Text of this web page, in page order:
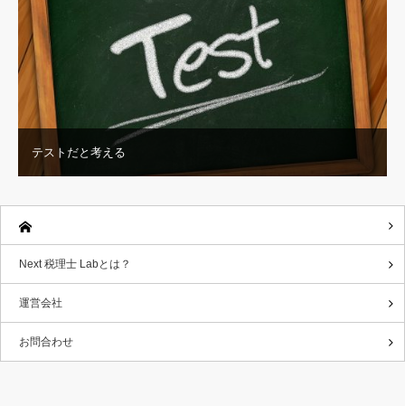
テストだと考える
Next 税理士 Labとは？
運営会社
お問合わせ